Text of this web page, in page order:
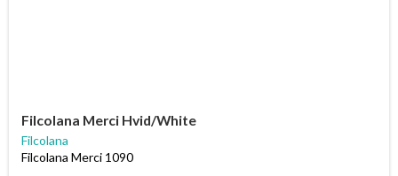
Filcolana Merci Hvid/White
Filcolana
Filcolana Merci 1090